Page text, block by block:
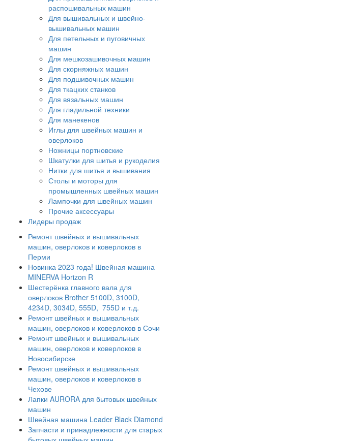
распошивальных машин
Для вышивальных и швейно-
вышивальных машин
Для петельных и пуговичных
машин
Для мешкозашивочных машин
Для скорняжных машин
Для подшивочных машин
Для ткацких станков
Для вязальных машин
Для гладильной техники
Для манекенов
Иглы для швейных машин и
оверлоков
Ножницы портновские
Шкатулки для шитья и рукоделия
Нитки для шитья и вышивания
Столы и моторы для
промышленных швейных машин
Лампочки для швейных машин
Прочие аксессуары
Лидеры продаж
Ремонт швейных и вышивальных
машин, оверлоков и коверлоков в
Перми
Новинка 2023 года! Швейная машина
MINERVA Horizon R
Шестерёнка главного вала для
оверлоков Brother 5100D, 3100D,
4234D, 3034D, 555D, 755D и т.д.
Ремонт швейных и вышивальных
машин, оверлоков и коверлоков в Сочи
Ремонт швейных и вышивальных
машин, оверлоков и коверлоков в
Новосибирске
Ремонт швейных и вышивальных
машин, оверлоков и коверлоков в
Чехове
Лапки AURORA для бытовых швейных
машин
Швейная машина Leader Black Diamond
Запчасти и принадлежности для старых